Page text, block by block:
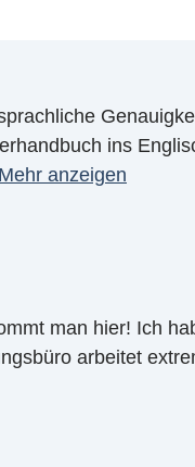
ins
Mehr anzeigen
man hier! Ich
arbeitet